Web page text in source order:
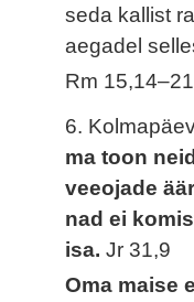
seda kallist
aegadel
Rm
6.
ma toon
veeojade
nad ei
isa.Jr 31,9
Oma maise